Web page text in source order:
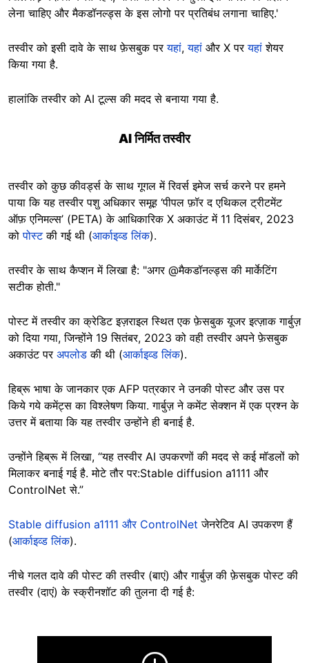
लेना चाहिए और मैकडॉनल्ड्स के इस लोगो पर प्रतिबंध लगाना चाहिए.'
तस्वीर को इसी दावे के साथ फ़ेसबुक परयहां,यहां और X परयहांशेयर
किया गया है.
हालांकि तस्वीर को AI टूल्स की मदद से बनाया गया है.
AI निर्मित तस्वीर
तस्वीर को कुछ कीवर्ड्स के साथ गूगल में रिवर्स इमेज सर्च करने पर हमने
पाया कि यह तस्वीर पशु अधिकार समूह ‘पीपल फ़ॉर द एथिकल ट्रीटमेंट
ऑफ़ एनिमल्स’ (PETA) के आधिकारिक X अकाउंट में 11 दिसंबर, 2023
कोपोस्टकी गई थी (आर्काइव्ड लिंक).
तस्वीर के साथ कैप्शन में लिखा है: "अगर @मैकडॉनल्ड्स की मार्केटिंग
सटीक होती."
पोस्ट में तस्वीर का क्रेडिट इज़राइल स्थित एक फ़ेसबुक यूजर इत्ज़ाक गार्बुज़
को दिया गया, जिन्होंने 19 सितंबर, 2023 को वही तस्वीर अपने फ़ेसबुक
अकाउंट पर अपलोडकी थी (आर्काइव्ड लिंक).
हिब्रू भाषा के जानकार एक AFP पत्रकार ने उनकी पोस्ट और उस पर
किये गये कमेंट्स का विश्लेषण किया. गार्बुज़ ने कमेंट सेक्शन में एक प्रश्न के
उत्तर में बताया कि यह तस्वीर उन्होंने ही बनाई है.
उन्होंने हिब्रू में लिखा, “यह तस्वीर AI उपकरणों की मदद से कई मॉडलों को
मिलाकर बनाई गई है. मोटे तौर पर:Stable diffusion a1111 और
ControlNet से.”
Stable diffusion a1111 और ControlNet जेनरेटिव AI उपकरण हैं
(आर्काइव्ड लिंक).
नीचे गलत दावे की पोस्ट की तस्वीर (बाएं) और गार्बुज़ की फ़ेसबुक पोस्ट की
तस्वीर (दाएं) के स्क्रीनशॉट की तुलना दी गई है: